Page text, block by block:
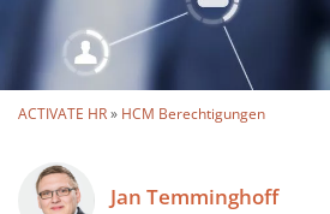
ACTIVATE HR» HCM Berechtigungen
Jan Temminghoff